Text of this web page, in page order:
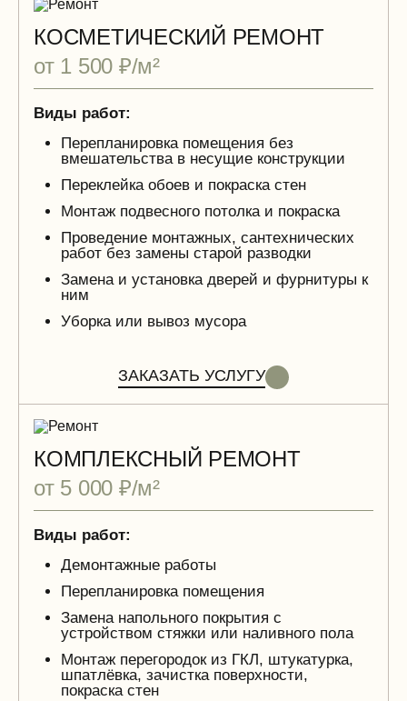
КОСМЕТИЧЕСКИЙ РЕМОНТ
от 1 500 ₽/м²
Виды работ:
Перепланировка помещения без
вмешательства в несущие конструкции
Переклейка обоев и покраска стен
Монтаж подвесного потолка и покраска
Проведение монтажных, сантехнических
работ без замены старой разводки
Замена и установка дверей и фурнитуры к
ним
Уборка или вывоз мусора
ЗАКАЗАТЬ УСЛУГУ
КОМПЛЕКСНЫЙ РЕМОНТ
от 5 000 ₽/м²
Виды работ:
Демонтажные работы
Перепланировка помещения
Замена напольного покрытия с
устройством стяжки или наливного пола
Монтаж перегородок из ГКЛ, штукатурка,
шпатлёвка, зачистка поверхности,
покраска стен